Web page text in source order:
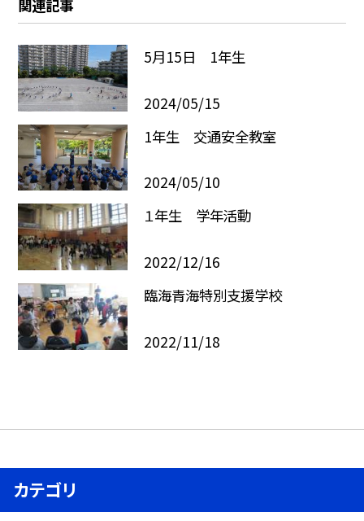
関連記事
5月15日 1年生
2024/05/15
1年生 交通安全教室
2024/05/10
１年生 学年活動
2022/12/16
臨海青海特別支援学校
2022/11/18
カテゴリ